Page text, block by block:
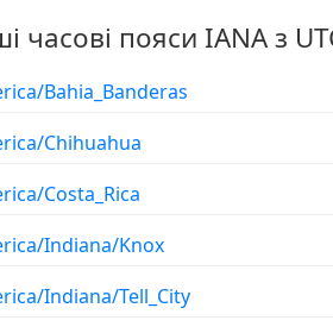
часові пояси IANA з
Bahia_Banderas
Chihuahua
Costa_Rica
Indiana/Knox
Indiana/Tell_City